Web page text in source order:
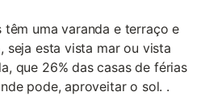
têm uma varanda e terraço e
seja esta vista mar ou vista
que 26% das casas de férias
pode, aproveitar o sol. .